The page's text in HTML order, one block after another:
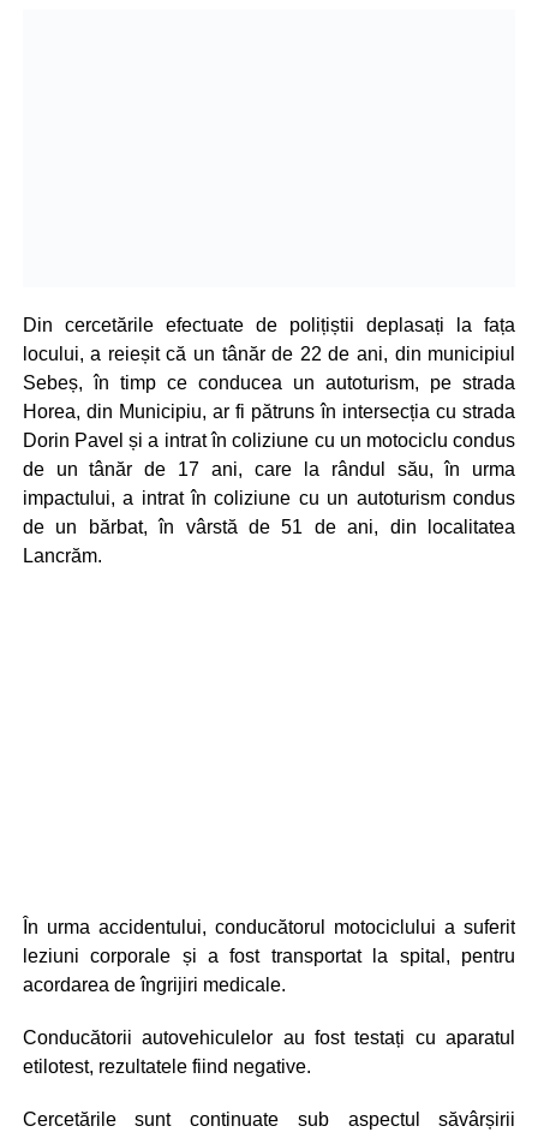
Din cercetările efectuate de polițiștii deplasați la fața
locului, a reieșit că un tânăr de 22 de ani, din municipiul
Sebeș, în timp ce conducea un autoturism, pe strada
Horea, din Municipiu, ar fi pătruns în intersecția cu strada
Dorin Pavel și a intrat în coliziune cu un motociclu condus
de un tânăr de 17 ani, care la rândul său, în urma
impactului, a intrat în coliziune cu un autoturism condus
de un bărbat, în vârstă de 51 de ani, din localitatea
Lancrăm.
În urma accidentului, conducătorul motociclului a suferit
leziuni corporale și a fost transportat la spital, pentru
acordarea de îngrijiri medicale.
Conducătorii autovehiculelor au fost testați cu aparatul
etilotest, rezultatele fiind negative.
Cercetările sunt continuate sub aspectul săvârșirii